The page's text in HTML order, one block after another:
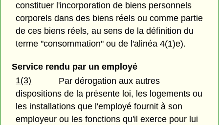
constituer l'incorporation de biens personnels
corporels dans des biens réels ou comme partie
de ces biens réels, au sens de la définition du
terme "consommation" ou de l'alinéa 4(1)e).
Service rendu par un employé
1(3)
Par dérogation aux autres
dispositions de la présente loi, les logements ou
les installations que l'employé fournit à son
employeur ou les fonctions qu'il exerce pour lui